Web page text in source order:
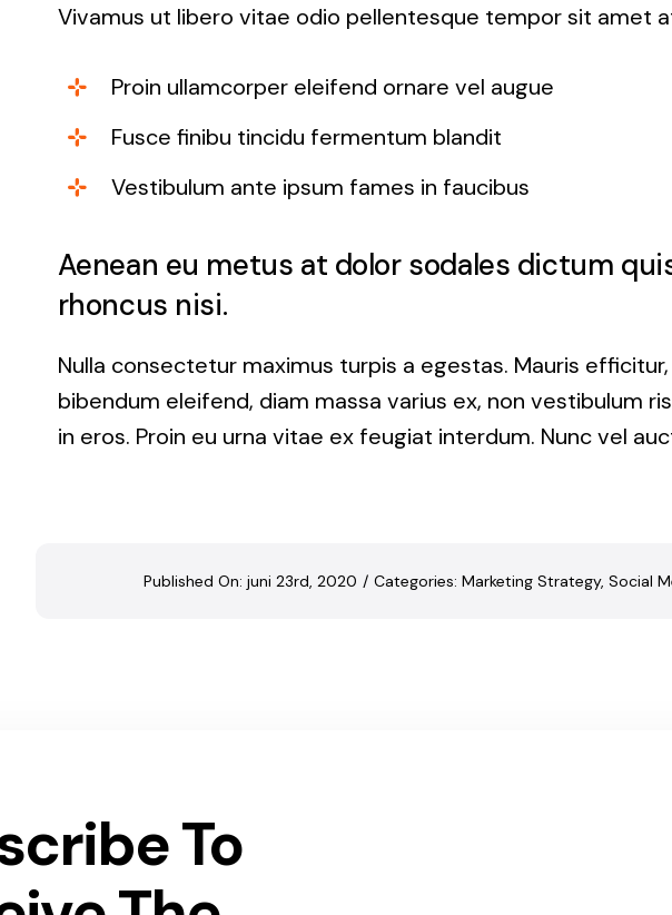
Vivamus ut libero vitae odio pellentesque tempor sit amet
Proin ullamcorper eleifend ornare vel augue
Fusce finibu tincidu fermentum blandit
Vestibulum ante ipsum fames in faucibus
Aenean eu metus at dolor sodales dictum
rhoncus nisi.
Nulla consectetur maximus turpis a egestas. Mauris
bibendum eleifend, diam massa varius ex, non vestibulum
in eros. Proin eu urna vitae ex feugiat interdum. Nunc vel
Published On: juni 23rd, 2020 / Categories: Marketing Strategy, Social
To